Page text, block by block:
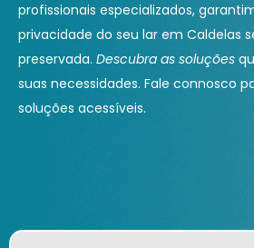
profissionais especializados,
privacidade do seu lar em Caldelas
preservada. Descubra as soluções
suas necessidades. Fale connosco
soluções acessíveis.